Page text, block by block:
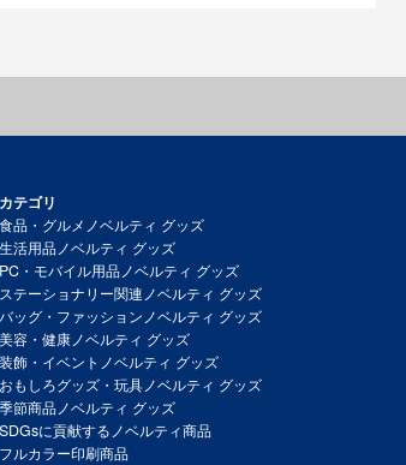
カテゴリ
食品・グルメノベルティ グッズ
生活用品ノベルティ グッズ
PC・モバイル用品ノベルティ グッズ
ステーショナリー関連ノベルティ グッズ
バッグ・ファッションノベルティ グッズ
美容・健康ノベルティ グッズ
装飾・イベントノベルティ グッズ
おもしろグッズ・玩具ノベルティ グッズ
季節商品ノベルティ グッズ
SDGsに貢献するノベルティ商品
フルカラー印刷商品